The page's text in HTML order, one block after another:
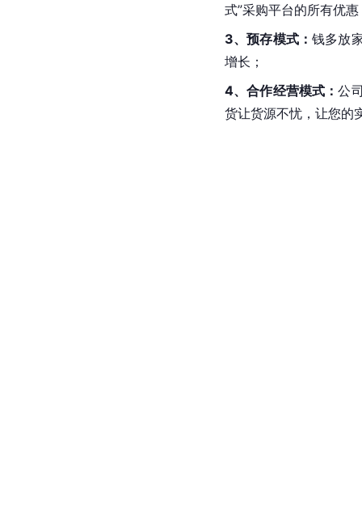
式”采购平台的所有优惠
3、预存模式：钱多放
增长；
4、合作经营模式：公
货让货源不忧，让您的